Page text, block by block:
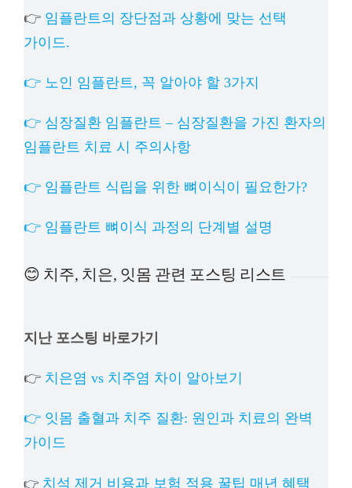
👉 임플란트의 장단점과 상황에 맞는 선택
가이드.
👉 노인 임플란트, 꼭 알아야 할 3가지
👉 심장질환 임플란트 – 심장질환을 가진 환자의
임플란트 치료 시 주의사항
👉 임플란트 식립을 위한 뼈이식이 필요한가?
👉 임플란트 뼈이식 과정의 단계별 설명
😊 치주, 치은, 잇몸 관련 포스팅 리스트
지난 포스팅 바로가기
👉 치은염 vs 치주염 차이 알아보기
👉 잇몸 출혈과 치주 질환: 원인과 치료의 완벽
가이드
👉 치석 제거 비용과 보험 적용 꿀팁 매년 혜택